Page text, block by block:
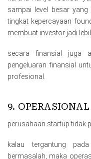
sampai level besar
tingkat kepercayaan
membuat investor jadi
secara finansial juga
pengeluaran finansial
profesional.
9.
perusahaan startup tidak
kalau tergantung
bermasalah, maka